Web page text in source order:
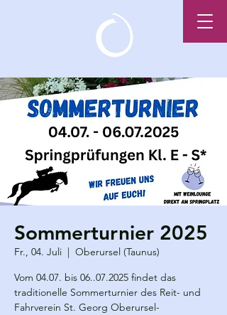
Sommerturnier 2025
Fr., 04. Juli
  |
Oberursel (Taunus)
Vom 04.07. bis 06..07.2025 findet das
traditionelle Sommerturnier des Reit- und
Fahrverein St. Georg Oberursel-